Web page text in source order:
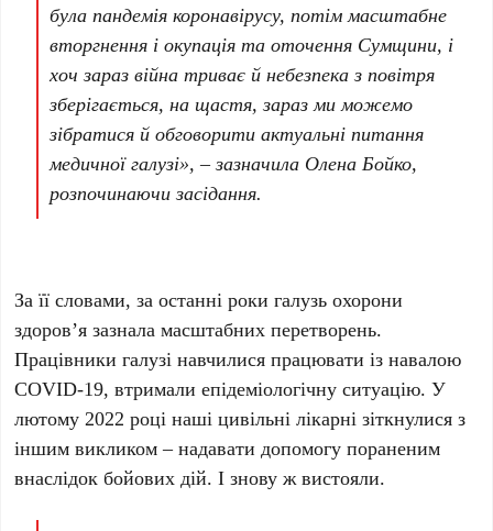
була пандемія коронавірусу, потім масштабне
вторгнення і окупація та оточення Сумщини, і
хоч зараз війна триває й небезпека з повітря
зберігається, на щастя, зараз ми можемо
зібратися й обговорити актуальні питання
медичної галузі», – зазначила Олена Бойко,
розпочинаючи засідання.
За її словами, за останні роки галузь охорони
здоров’я зазнала масштабних перетворень.
Працівники галузі навчилися працювати із навалою
СОVID-19, втримали епідеміологічну ситуацію. У
лютому 2022 році наші цивільні лікарні зіткнулися з
іншим викликом – надавати допомогу пораненим
внаслідок бойових дій. І знову ж вистояли.